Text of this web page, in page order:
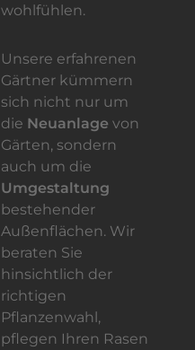
wohlfühlen.
Unsere erfahrenen
Gärtner kümmern
sich nicht nur um
die Neuanlage von
Gärten, sondern
auch um die
Umgestaltung
bestehender
Außenflächen. Wir
beraten Sie
hinsichtlich der
richtigen
Pflanzenwahl,
pflegen Ihren Rasen